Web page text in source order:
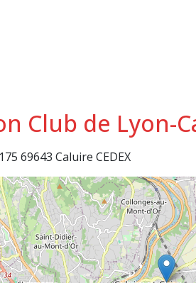
Club de Lyon-
69643 Caluire CEDEX